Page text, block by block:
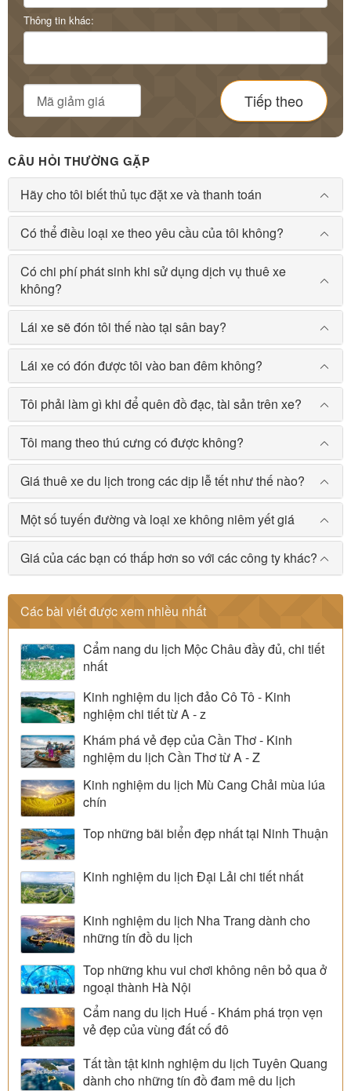
Thông tin khác:
Tiếp theo
CÂU HỎI THƯỜNG GẶP
Hãy cho tôi biết thủ tục đặt xe và thanh toán
Có thể điều loại xe theo yêu cầu của tôi không?
Có chi phí phát sinh khi sử dụng dịch vụ thuê xe
không?
Lái xe sẽ đón tôi thế nào tại sân bay?
Lái xe có đón được tôi vào ban đêm không?
Tôi phải làm gì khi để quên đồ đạc, tài sản trên xe?
Tôi mang theo thú cưng có được không?
Giá thuê xe du lịch trong các dịp lễ tết như thế nào?
Một số tuyến đường và loại xe không niêm yết giá
Giá của các bạn có thấp hơn so với các công ty khác?
Các bài viết được xem nhiều nhất
Cẩm nang du lịch Mộc Châu đầy đủ, chi tiết
nhất
Kinh nghiệm du lịch đảo Cô Tô - Kinh
nghiệm chi tiết từ A - z
Khám phá vẻ đẹp của Cần Thơ - Kinh
nghiệm du lịch Cần Thơ từ A - Z
Kinh nghiệm du lịch Mù Cang Chải mùa lúa
chín
Top những bãi biển đẹp nhất tại Ninh Thuận
Kinh nghiệm du lịch Đại Lải chi tiết nhất
Kinh nghiệm du lịch Nha Trang dành cho
những tín đồ du lịch
Top những khu vui chơi không nên bỏ qua ở
ngoại thành Hà Nội
Cẩm nang du lịch Huế - Khám phá trọn vẹn
vẻ đẹp của vùng đất cố đô
Tất tần tật kinh nghiệm du lịch Tuyên Quang
dành cho những tín đồ đam mê du lịch